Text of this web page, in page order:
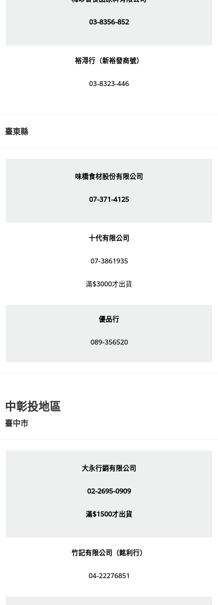
03-8356-852
裕淂行（新裕發商號）
03-8323-446
臺東縣
味橋食材股份有限公司
07-371-4125
十代有限公司
07-3861935
滿$3000才出貨
優品行
089-356520
中彰投地區
臺中市
大永行銷有限公司
02-2695-0909
滿$1500才出貨
竹記有限公司（銘利行）
04-22276851